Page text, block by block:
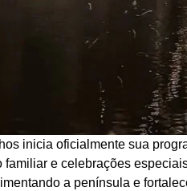
inicia oficialmente sua
familiar e celebrações
a península e